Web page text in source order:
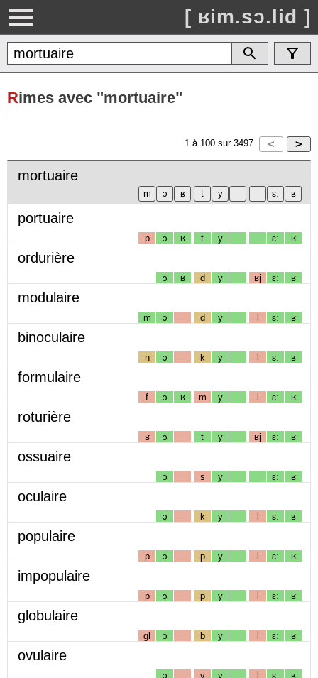
[ ʁim.sɔ.lid ]
Rimes avec "mortuaire"
1 à 100 sur 3497
mortuaire
portuaire
p ɔ ʁ t y ɛː ʁ
ordurière
ɔ ʁ d y ʁj ɛː ʁ
modulaire
m ɔ d y l ɛː ʁ
binoculaire
n ɔ k y l ɛː ʁ
formulaire
f ɔ ʁ m y l ɛː ʁ
roturière
ʁ ɔ t y ʁj ɛː ʁ
ossuaire
ɔ s y ɛː ʁ
oculaire
ɔ k y l ɛː ʁ
populaire
p ɔ p y l ɛː ʁ
impopulaire
p ɔ p y l ɛː ʁ
globulaire
gl ɔ b y l ɛː ʁ
ovulaire
ɔ v y l ɛː ʁ